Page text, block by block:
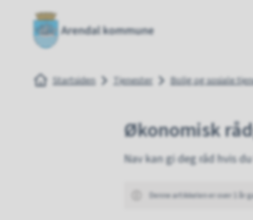
Arendal kommune
Du er her:Startsiden Tjenester Bolig og sosiale
Økonomisk
Nav kan gi deg råd hvis
Denne artikkelen er over 1